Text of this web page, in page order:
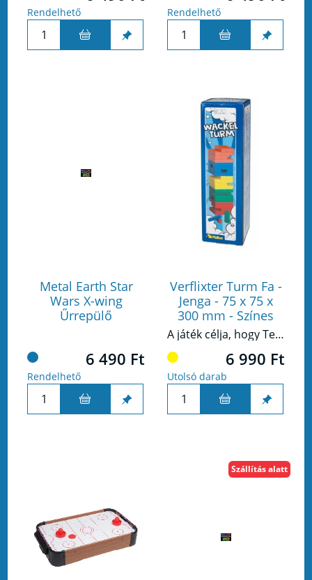
Rendelhető Rendelhető
Metal Earth Star
Wars X-wing
Űrrepülő
6 490 Ft
Rendelhető
Verflixter Turm Fa -
Jenga - 75 x 75 x
300 mm - Színes
A játék célja, hogy Te maradj az utolsó játékos akinek sikerül úgy kihúznia egy fahasábot, úgy hogy a torony nem dől le.
6 990 Ft
Utolsó darab
Szállítás alatt